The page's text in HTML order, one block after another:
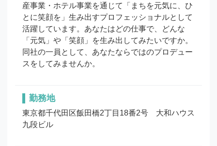
産事業・ホテル事業を通じて「まちを元気に、ひ
とに笑顔を」生み出すプロフェッショナルとして
活躍しています。あなたはどの仕事で、どんな
「元気」や「笑顔」を生み出してみたいですか。
同社の一員として、あなたならではのプロデュー
スをしてみませんか。
勤務地
東京都千代田区飯田橋2丁目18番2号　大和ハウス
九段ビル